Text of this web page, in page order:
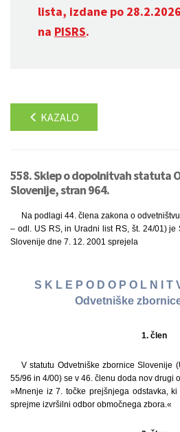
lista, izdane po
na PISRS.
KAZALO
558. Sklep o dopolnitvah statuta
Slovenije, stran 964.
Na podlagi 44. člena zakona o
– odl. US RS, in Uradni list RS, št. 24/01) je
Slovenije dne 7. 12. 2001 sprejela
S K L E P O D O P O L N I T
Odvetniške
1. člen
V statutu Odvetniške zbornice Slovenije
55/96 in 4/00) se v 46. členu doda nov drugi
»Mnenje iz 7. točke prejšnjega odstavka,
sprejme izvršilni odbor območnega zbora.«